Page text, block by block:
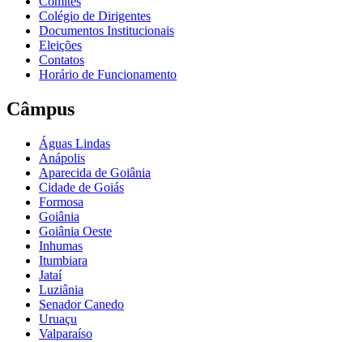
Colégio de Dirigentes
Documentos Institucionais
Eleições
Contatos
Horário de Funcionamento
Câmpus
Águas Lindas
Anápolis
Aparecida de Goiânia
Cidade de Goiás
Formosa
Goiânia
Goiânia Oeste
Inhumas
Itumbiara
Jataí
Luziânia
Senador Canedo
Uruaçu
Valparaíso